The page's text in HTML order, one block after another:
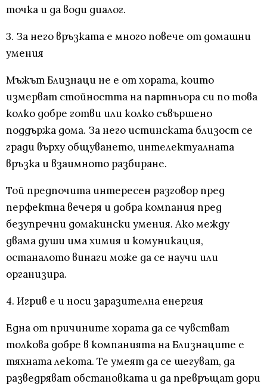
точка и да води диалог.
3. За него връзката е много повече от домашни
умения
Мъжът Близнаци не е от хората, които
измерват стойността на партньора си по това
колко добре готви или колко съвършено
поддържа дома. За него истинската близост се
гради върху общуването, интелектуалната
връзка и взаимното разбиране.
Той предпочита интересен разговор пред
перфектна вечеря и добра компания пред
безупречни домакински умения. Ако между
двама души има химия и комуникация,
останалото винаги може да се научи или
организира.
4. Игрив е и носи заразителна енергия
Една от причините хората да се чувстват
толкова добре в компанията на Близнаците е
тяхната лекота. Те умеят да се шегуват, да
разведряват обстановката и да превръщат дори